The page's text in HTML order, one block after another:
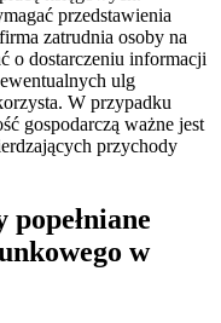
przedstawienia
zatrudnia osoby na
o dostarczeniu informacji
ulg
W przypadku
gospodarczą ważne jest
przychody
popełniane
w